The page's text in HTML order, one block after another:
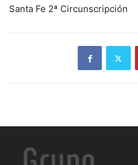
Santa Fe 2ª Circunscripción